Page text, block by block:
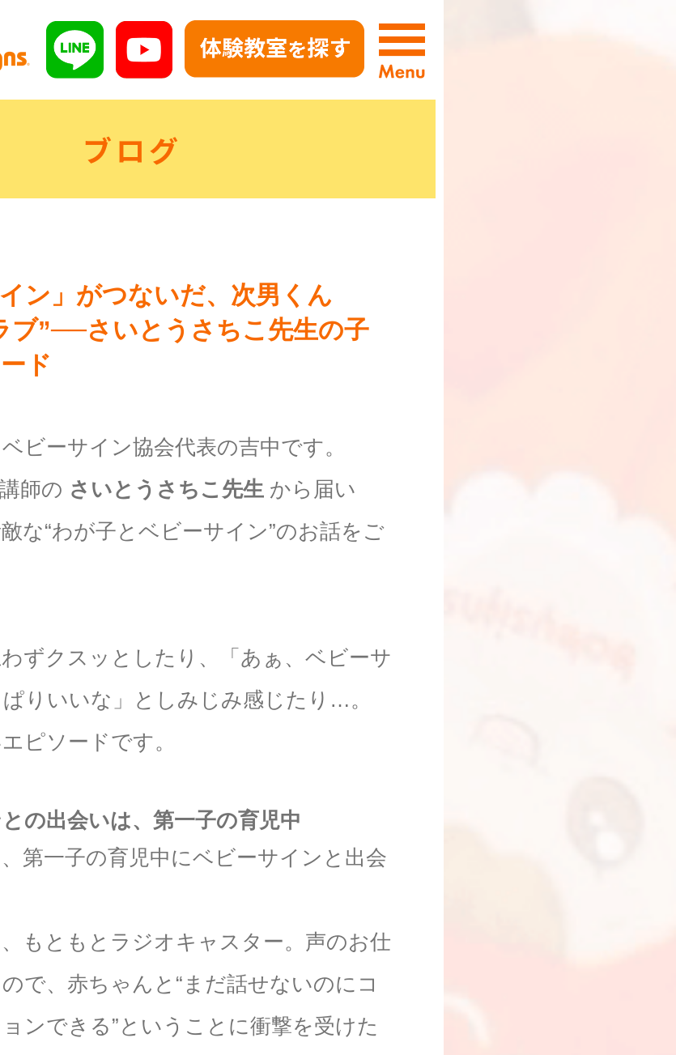
ブログ
イン」がつないだ、次男くん
ブ”──さいとうさちこ先生の子
ド
ビーサイン協会代表の吉中です。
師の さいとうさちこ先生 から届い
な“わが子とベビーサイン”のお話をご
ずクスッとしたり、「あぁ、ベビーサ
りいいな」としみじみ感じたり…。
ピソードです。
の出会いは、第一子の育児中
第一子の育児中にベビーサインと出会
もともとラジオキャスター。声のお仕
で、赤ちゃんと“まだ話せないのにコ
ンできる”ということに衝撃を受けた